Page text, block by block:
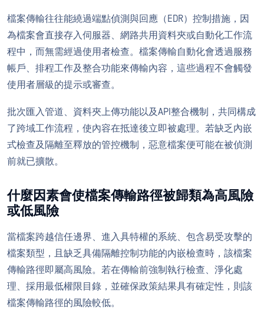
檔案傳輸往往能繞過端點偵測與回應（EDR）控制措施，因
為檔案會直接存入伺服器、網路共用資料夾或自動化工作流
程中，而無需經過使用者檢查。檔案傳輸自動化會透過服務
帳戶、排程工作及整合功能來傳輸內容，這些過程不會觸發
使用者層級的提示或審查。
批次匯入管道、資料夾上傳功能以及API整合機制，共同構成
了跨域工作流程，使內容在抵達後立即被處理。若缺乏內嵌
式檢查及隔離至釋放的管控機制，惡意檔案便可能在被偵測
前就已擴散。
什麼因素會使檔案傳輸路徑被歸類為高風險
或低風險
當檔案跨越信任邊界、進入具特權的系統、包含易受攻擊的
檔案類型，且缺乏具備隔離控制功能的內嵌檢查時，該檔案
傳輸路徑即屬高風險。若在傳輸前強制執行檢查、淨化處
理、採用最低權限目錄，並確保政策結果具有確定性，則該
檔案傳輸路徑的風險較低。